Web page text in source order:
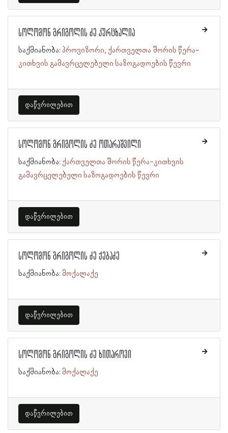
სოლომონ გრიგოლის ძე კურცხალია
საქმიანობა: პროვიზორი ქართველთა შორის წერა-
კითხვის გამავრცელებელი საზოგადოების წევრი
დაწვრილებით
სოლომონ გრიგოლის ძე ოთარაშვილი
საქმიანობა: ქართველთა შორის წერა-კითხვის
გამავრცელებელი საზოგადოების წევრი
დაწვრილებით
სოლომონ გრიგოლის ძე ქებაძე
საქმიანობა: მოქალაქე
დაწვრილებით
სოლომონ გრიგოლის ძე ხითაროვი
საქმიანობა: მოქალაქე
დაწვრილებით